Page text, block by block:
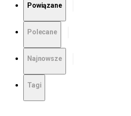
Powiązane
Polecane
Najnowsze
Tagi